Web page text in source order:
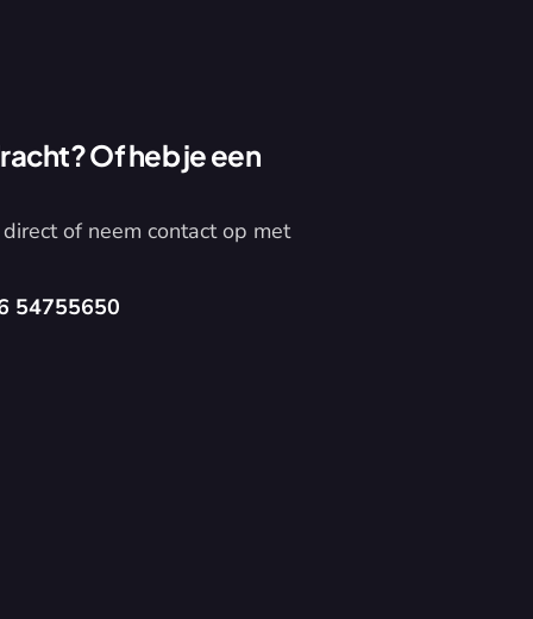
Of heb je een
of neem contact op met
54755650